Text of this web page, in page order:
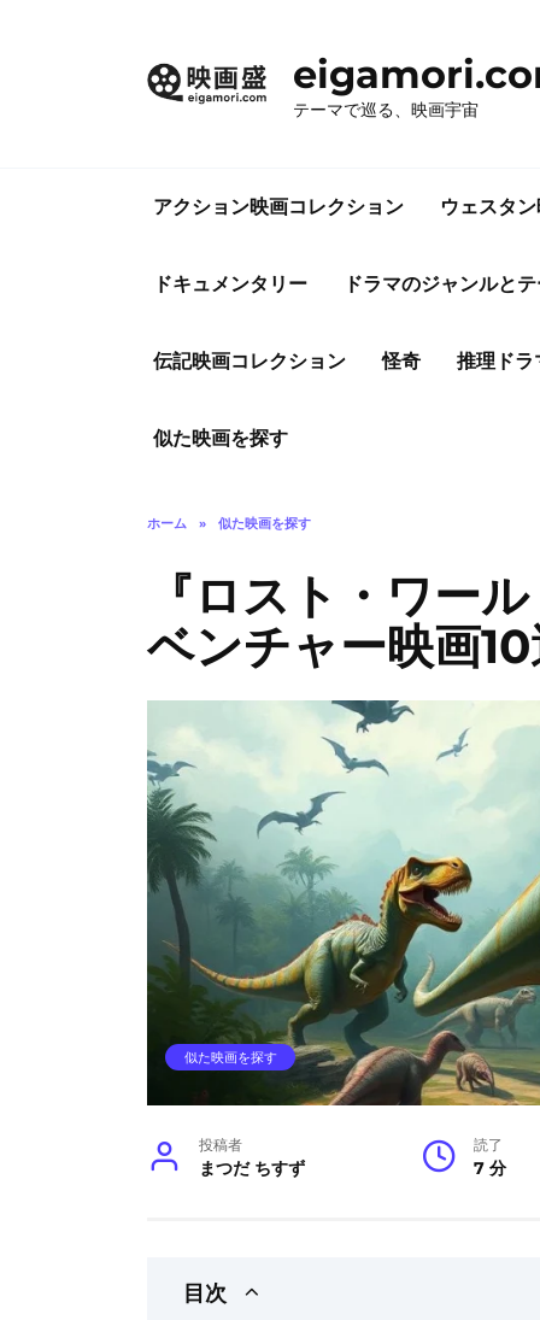
テーマで巡る、映画宇宙
アクション映画コレクション ウェスタ
ドキュメンタリー ドラマのジャンルと
伝記映画コレクション 怪奇 推理ドラ
似た映画を探す
ホーム » 似た映画を探す
『ロスト・ワー
ベンチャー映画
似た映画を探す
投稿者
まつだ ちすず
読了
7 分
目次